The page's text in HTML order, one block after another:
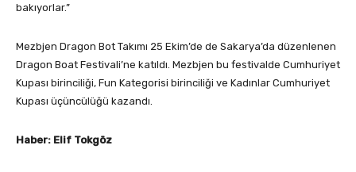
bakıyorlar.”
Mezbjen Dragon Bot Takımı 25 Ekim’de de Sakarya’da düzenlenen
Dragon Boat Festivali’ne katıldı. Mezbjen bu festivalde Cumhuriyet
Kupası birinciliği, Fun Kategorisi birinciliği ve Kadınlar Cumhuriyet
Kupası üçüncülüğü kazandı.
Haber: Elif Tokgöz